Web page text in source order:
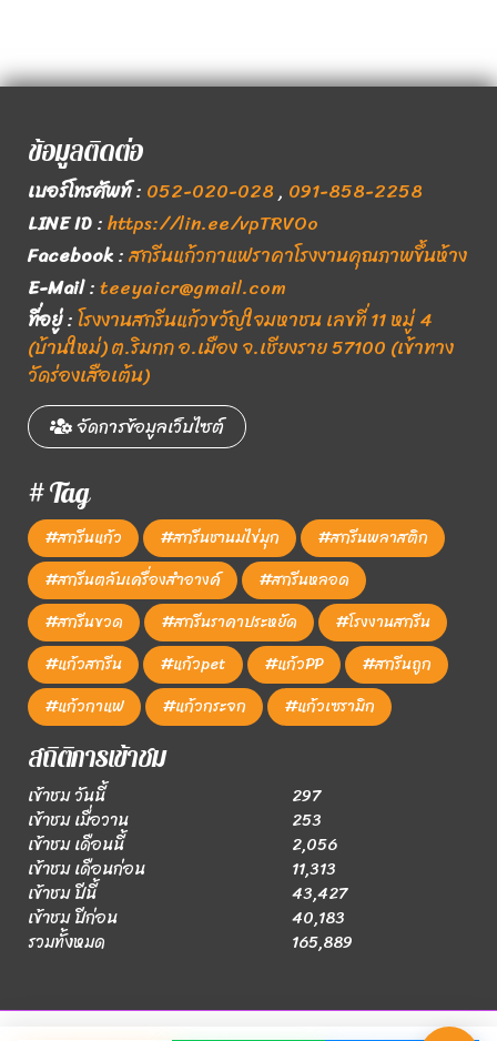
ข้อมูลติดต่อ
เบอร์โทรศัพท์: 052-020-028, 091-858-2258
LINE ID:https://lin.ee/vpTRVOo
Facebook:สกรีนแก้วกาแฟราคาโรงงานคุณภาพขึ้นห้าง
E-Mail:teeyaicr@gmail.com
ที่อยู่:โรงงานสกรีนแก้วขวัญใจมหาชน เลขที่ 11 หมู่ 4
(บ้านใหม่) ต.ริมกก อ.เมือง จ.เชียงราย 57100 (เข้าทาง
วัดร่องเสือเต้น)
จัดการข้อมูลเว็บไซต์
# Tag
#สกรีนแก้ว #สกรีนชานมไข่มุก
#สกรีนพลาสติก
#สกรีนตลับเครื่องสำอางค์
#สกรีนหลอด
#สกรีนขวด
#สกรีนราคาประหยัด
#โรงงานสกรีน
#แก้วสกรีน
#แก้วpet #แก้วPP
#สกรีนถูก
#แก้วกาแฟ
#แก้วกระจก #แก้วเซรามิก
สถิติการเข้าชม
เข้าชม วันนี้
297
เข้าชม เมื่อวาน
253
เข้าชม เดือนนี้
2,056
เข้าชม เดือนก่อน
11,313
เข้าชม ปีนี้
43,427
เข้าชม ปีก่อน
40,183
รวมทั้งหมด
165,889